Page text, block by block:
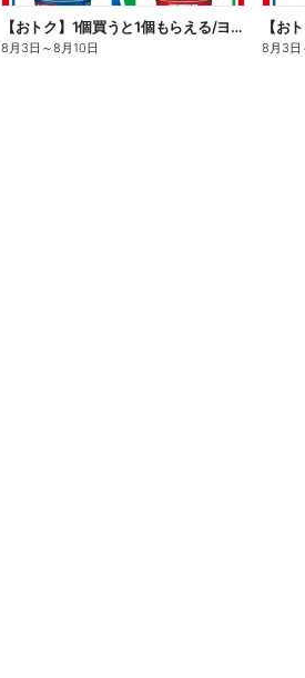
【おトク】1個買うと1個もらえる/ヨーグルト
8月3日 ～8月10日
【お
8月3日